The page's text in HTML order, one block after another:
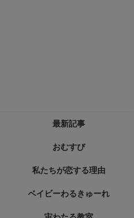
最新記事
おむすび
私たちが恋する理由
ベイビーわるきゅーれ